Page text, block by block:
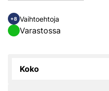
+8 Vaihtoehtoja
Varastossa
Koko